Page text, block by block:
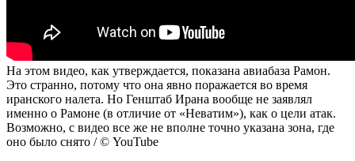
На этом видео, как утверждается, показана авиабаза Рамон.
Это странно, потому что она явно поражается во время
иранского налета. Но Генштаб Ирана вообще не заявлял
именно о Рамоне (в отличие от «Неватим»), как о цели атак.
Возможно, с видео все же не вполне точно указана зона, где
оно было снято / © YouTube